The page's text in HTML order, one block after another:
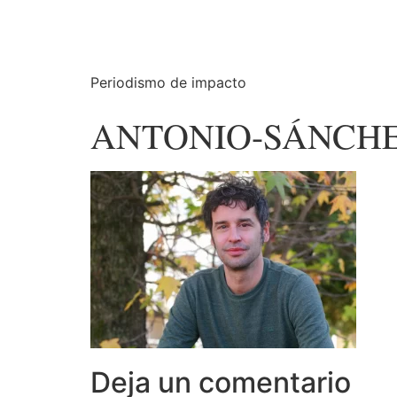
Periodismo de impacto
ANTONIO-
Deja un comentario